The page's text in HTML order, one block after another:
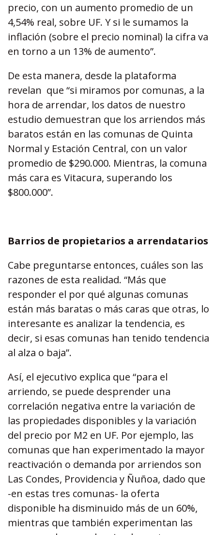
precio, con un aumento promedio de un
4,54% real, sobre UF. Y si le sumamos la
inflación (sobre el precio nominal) la cifra va
en torno a un 13% de aumento”.
De esta manera, desde la plataforma
revelan que “si miramos por comunas, a la
hora de arrendar, los datos de nuestro
estudio demuestran que los arriendos más
baratos están en las comunas de Quinta
Normal y Estación Central, con un valor
promedio de $290.000. Mientras, la comuna
más cara es Vitacura, superando los
$800.000”.
Barrios de propietarios a arrendatarios
Cabe preguntarse entonces, cuáles son las
razones de esta realidad. “Más que
responder el por qué algunas comunas
están más baratas o más caras que otras, lo
interesante es analizar la tendencia, es
decir, si esas comunas han tenido tendencia
al alza o baja”.
Así, el ejecutivo explica que “para el
arriendo, se puede desprender una
correlación negativa entre la variación de
las propiedades disponibles y la variación
del precio por M2 en UF. Por ejemplo, las
comunas que han experimentado la mayor
reactivación o demanda por arriendos son
Las Condes, Providencia y Ñuñoa, dado que
-en estas tres comunas- la oferta
disponible ha disminuido más de un 60%,
mientras que también experimentan las